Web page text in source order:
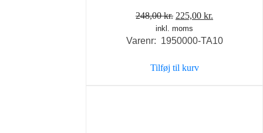
248,00kr. Den
oprindelige
pris
248,00 kr..
225,00 kr.
pris
inkl. moms
Varenr: 1950000-TA10
Tilføj til kurv